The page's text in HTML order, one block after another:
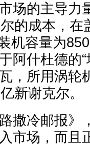
场的主导力
的成本，在
机容量为
阿什杜德的
，所用涡轮
新谢克尔。
撒冷邮报》
市场，而且